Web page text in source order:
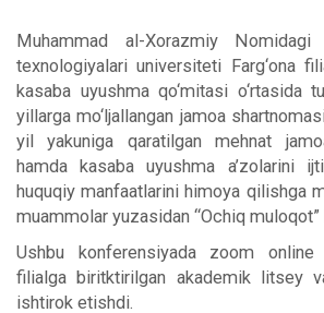
Muhammad al-Xorazmiy Nomidagi
texnologiyalari universiteti Farg‘ona
kasaba uyushma qo‘mitasi o‘rtasida
yillarga mo‘ljallangan jamoa
yil yakuniga qaratilgan mehnat
hamda kasaba uyushma a’zolarini
huquqiy manfaatlarini himoya qilishga
muammolar yuzasidan “Ochiq muloqot”
Ushbu konferensiyada zoom
filialga biritktirilgan akademik litsey
ishtirok etishdi.